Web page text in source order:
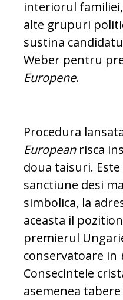
interiorul
alte grupuri
sustina
Weber pentru
Europene.
Procedura
Europeanrisca
doua taisuri.
sanctiune desi
simbolica, la
aceasta il
premierul
conservatoare in
Consecintele
asemenea